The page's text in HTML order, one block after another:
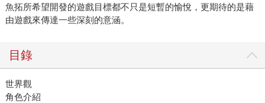
魚拓所希望開發的遊戲目標都不只是短暫的愉悅，更期待的是藉
由遊戲來傳達一些深刻的意涵。
目錄
世界觀
角色介紹